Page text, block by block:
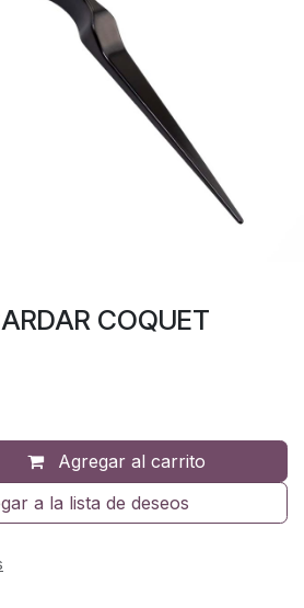
COQUET
Agregar al carrito
a la lista de deseos